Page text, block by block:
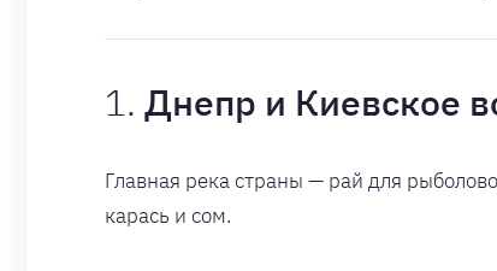
1. Днепр и Киевское
Главная река страны — рай для
карась и сом.